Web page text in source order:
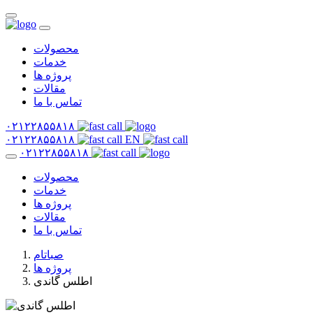
محصولات
خدمات
پروژه ها
مقالات
تماس با ما
۰۲۱۲۲۸۵۵۸۱۸
۰۲۱۲۲۸۵۵۸۱۸
EN
۰۲۱۲۲۸۵۵۸۱۸
محصولات
خدمات
پروژه ها
مقالات
تماس با ما
صباتام
پروژه ها
اطلس گاندی